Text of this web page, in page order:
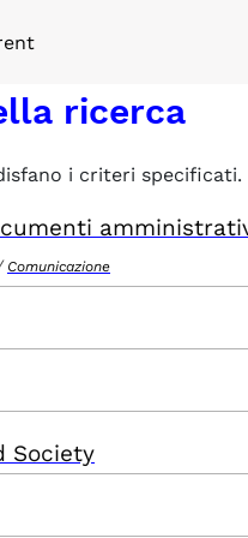
ricerca
i criteri specificati.
Comunicazione
Society